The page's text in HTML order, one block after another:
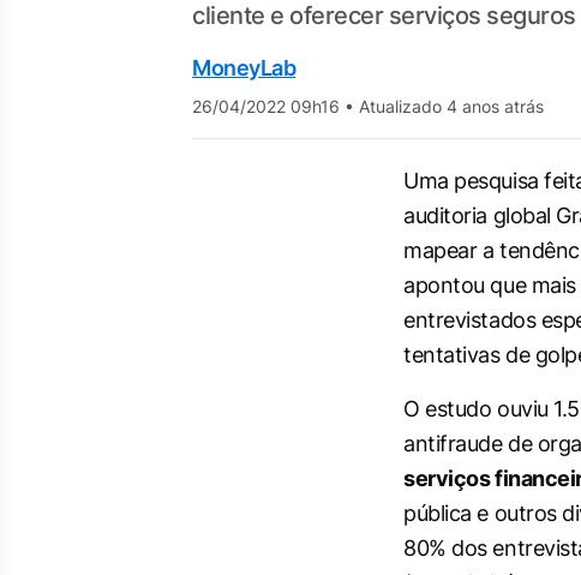
cliente e oferecer serviços seguros
MoneyLab
26/04/2022 09h16 • Atualizado 4 anos atrás
Uma pesquisa
auditoria global
mapear a
apontou que
entrevistados
tentativas de
O estudo ouviu
antifraude de
serviços
pública e outros
80% dos